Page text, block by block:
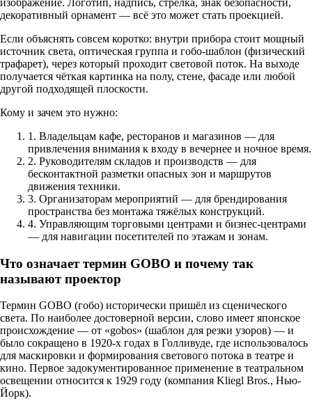
изображение. Логотип, надпись, стрелка, знак безопасности,
декоративный орнамент — всё это может стать проекцией.
Если объяснять совсем коротко: внутри прибора стоит мощный
источник света, оптическая группа и гобо-шаблон (физический
трафарет), через который проходит световой поток. На выходе
получается чёткая картинка на полу, стене, фасаде или любой
другой подходящей плоскости.
Кому и зачем это нужно:
1. Владельцам кафе, ресторанов и магазинов — для
привлечения внимания к входу в вечернее и ночное время.
2. Руководителям складов и производств — для
бесконтактной разметки опасных зон и маршрутов
движения техники.
3. Организаторам мероприятий — для брендирования
пространства без монтажа тяжёлых конструкций.
4. Управляющим торговыми центрами и бизнес-центрами
— для навигации посетителей по этажам и зонам.
Что означает термин GOBO и почему так
называют проектор
Термин GOBO (гобо) исторически пришёл из сценического
света. По наиболее достоверной версии, слово имеет японское
происхождение — от «gobos» (шаблон для резки узоров) — и
было сокращено в 1920-х годах в Голливуде, где использовалось
для маскировки и формирования светового потока в театре и
кино. Первое задокументированное применение в театральном
освещении относится к 1929 году (компания Kliegl Bros., Нью-
Йорк).